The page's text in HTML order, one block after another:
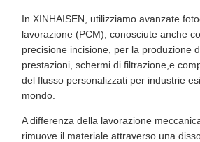
In XINHAISEN, utilizziamo avanzate
lavorazione (PCM), conosciute anche
precisione incisione, per la produzione
prestazioni, schermi di filtrazione,e
del flusso personalizzati per industrie
mondo.
A differenza della lavorazione
rimuove il materiale attraverso una